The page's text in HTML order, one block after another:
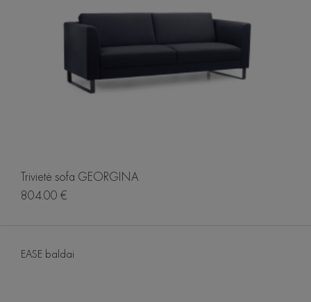
Trivietė sofa GEORGINA
804.00 €
EASE baldai